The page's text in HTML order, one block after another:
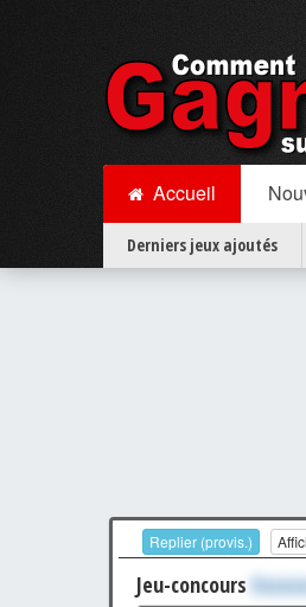
Accueil
Derniers jeux ajoutés
Replier (provis.)
Jeu-concours